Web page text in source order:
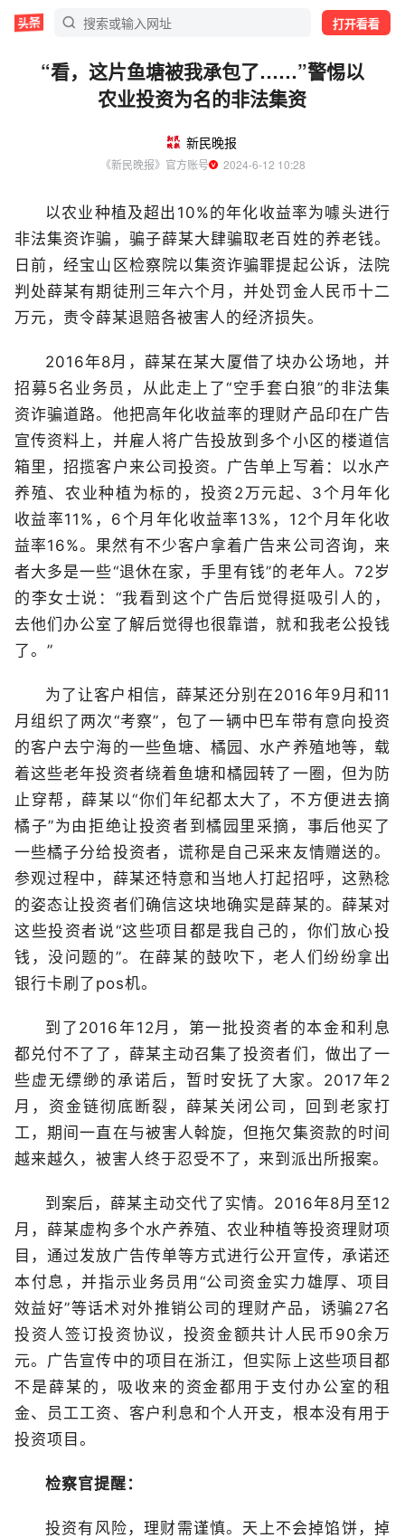
打开看看
“看，这片鱼塘被我承包了……”警惕以
农业投资为名的非法集资
新民晚报
《新民晚报》官方账号
  2024-6-12 10:28
以农业种植及超出10%的年化收益率为噱头进行
非法集资诈骗，骗子薛某大肆骗取老百姓的养老钱。
日前，经宝山区检察院以集资诈骗罪提起公诉，法院
判处薛某有期徒刑三年六个月，并处罚金人民币十二
万元，责令薛某退赔各被害人的经济损失。
2016年8月，薛某在某大厦借了块办公场地，并
招募5名业务员，从此走上了“空手套白狼”的非法集
资诈骗道路。他把高年化收益率的理财产品印在广告
宣传资料上，并雇人将广告投放到多个小区的楼道信
箱里，招揽客户来公司投资。广告单上写着：以水产
养殖、农业种植为标的，投资2万元起、3个月年化
收益率11%，6个月年化收益率13%，12个月年化收
益率16%。果然有不少客户拿着广告来公司咨询，来
者大多是一些“退休在家，手里有钱”的老年人。72岁
的李女士说：“我看到这个广告后觉得挺吸引人的，
去他们办公室了解后觉得也很靠谱，就和我老公投钱
了。”
为了让客户相信，薛某还分别在2016年9月和11
月组织了两次“考察”，包了一辆中巴车带有意向投资
的客户去宁海的一些鱼塘、橘园、水产养殖地等，载
着这些老年投资者绕着鱼塘和橘园转了一圈，但为防
止穿帮，薛某以“你们年纪都太大了，不方便进去摘
橘子”为由拒绝让投资者到橘园里采摘，事后他买了
一些橘子分给投资者，谎称是自己采来友情赠送的。
参观过程中，薛某还特意和当地人打起招呼，这熟稔
的姿态让投资者们确信这块地确实是薛某的。薛某对
这些投资者说“这些项目都是我自己的，你们放心投
钱，没问题的”。在薛某的鼓吹下，老人们纷纷拿出
银行卡刷了pos机。
到了2016年12月，第一批投资者的本金和利息
都兑付不了了，薛某主动召集了投资者们，做出了一
些虚无缥缈的承诺后，暂时安抚了大家。2017年2
月，资金链彻底断裂，薛某关闭公司，回到老家打
工，期间一直在与被害人斡旋，但拖欠集资款的时间
越来越久，被害人终于忍受不了，来到派出所报案。
到案后，薛某主动交代了实情。2016年8月至12
月，薛某虚构多个水产养殖、农业种植等投资理财项
目，通过发放广告传单等方式进行公开宣传，承诺还
本付息，并指示业务员用“公司资金实力雄厚、项目
效益好”等话术对外推销公司的理财产品，诱骗27名
投资人签订投资协议，投资金额共计人民币90余万
元。广告宣传中的项目在浙江，但实际上这些项目都
不是薛某的，吸收来的资金都用于支付办公室的租
金、员工工资、客户利息和个人开支，根本没有用于
投资项目。
检察官提醒：
投资有风险，理财需谨慎。天上不会掉馅饼，掉